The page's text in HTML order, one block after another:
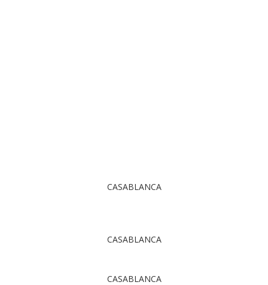
CASABLANCA
CASABLANCA
CASABLANCA